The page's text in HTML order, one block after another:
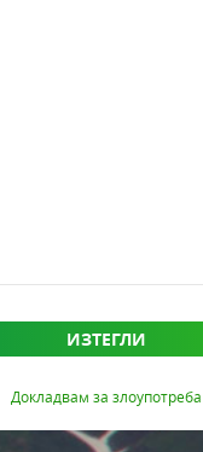
ИЗТЕГЛИ
Докладвам за злоупотреба